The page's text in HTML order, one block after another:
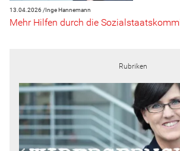
13.04.2026 /Inge Hannemann
Mehr Hilfen durch die
Rubriken